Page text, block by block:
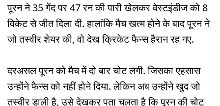
पूरन ने 35 गेंद पर 47 रन की पारी खेलकर वेस्टइंडीज को 8
विकेट से जीत दिला दी. हालांकि मैच खत्म होने के बाद पूरन ने
जो तस्वीर शेयर की, वो देख क्रिकेट फैन्स हैरान रह गए.
दरअसल पूरन को मैच में दो बार चोट लगी. जिसका एहसास
उन्होंने फैन्स को नहीं होने दिया. लेकिन अब उन्होंने खुद जो
तस्वीर डाली है, उसे देखकर पता चलता है कि पूरन की चोट